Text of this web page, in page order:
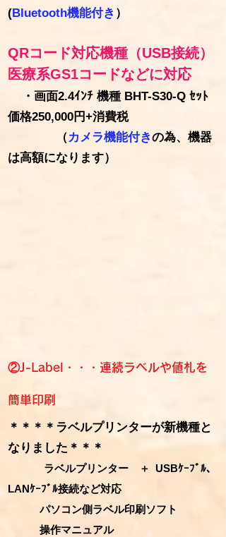
(Bluetooth機能付き ）
QRコード対応機種（USB接続）
医療系GS1コードなどに対応
・画面2.4ｲﾝﾁ 機種 BHT-S30-Q ｾｯﾄ
価格250,000円+消費税
​ （カメラ機能付きの為、機器
は高額になります）
②J-Label・・・連続ラベルや値札を
簡単印刷
＊＊＊＊ラベルプリンターが新機種と
なりました＊＊＊
ラベルプリンター ＋
USBｹｰﾌﾞﾙ、
LANｹｰﾌﾞﾙ接続など対応
パソコン側ラベル印刷ソフト
操作マニュアル